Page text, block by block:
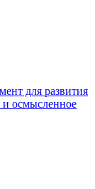
для развития
и осмысленное